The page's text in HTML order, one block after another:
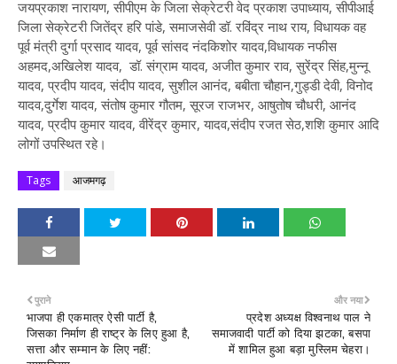
जयप्रकाश नारायण, सीपीएम के जिला सेक्रेटरी वेद प्रकाश उपाध्याय, सीपीआई
जिला सेक्रेटरी जितेंद्र हरि पांडे, समाजसेवी डॉ. रविंद्र नाथ राय, विधायक वह
पूर्व मंत्री दुर्गा प्रसाद यादव, पूर्व सांसद नंदकिशोर यादव,विधायक नफीस
अहमद,अखिलेश यादव, डॉ. संग्राम यादव, अजीत कुमार राव, सुरेंद्र सिंह,मुन्नू
यादव, प्रदीप यादव, संदीप यादव, सुशील आनंद, बबीता चौहान,गुड्डी देवी, विनोद
यादव,दुर्गेश यादव, संतोष कुमार गौतम, सूरज राजभर, आषुतोष चौधरी, आनंद
यादव, प्रदीप कुमार यादव, वीरेंद्र कुमार, यादव,संदीप रजत सेठ,शशि कुमार आदि
लोगों उपस्थित रहे।
Tags आजमगढ़
और नया
प्रदेश अध्यक्ष विश्वनाथ पाल ने
समाजवादी पार्टी को दिया झटका, बसपा
में शामिल हुआ बड़ा मुस्लिम चेहरा।
पुराने
भाजपा ही एकमात्र ऐसी पार्टी है,
जिसका निर्माण ही राष्ट्र के लिए हुआ है,
सत्ता और सम्मान के लिए नहीं: